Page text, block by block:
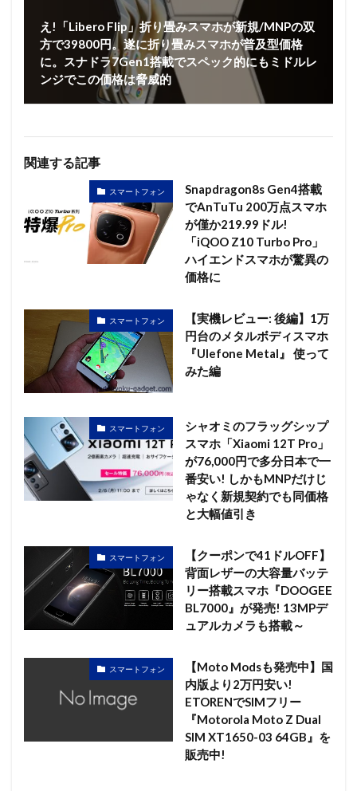
え!「Libero Flip」折り畳みスマホが新規/MNPの双
方で39800円。遂に折り畳みスマホが普及型価格
に。スナドラ7Gen1搭載でスペック的にもミドルレ
ンジでこの価格は脅威的
関連する記事
スマートフォン
Snapdragon8s Gen4搭載
でAnTuTu 200万点スマホ
が僅か219.99ドル!
「iQOO Z10 Turbo Pro」
ハイエンドスマホが驚異の
価格に
スマートフォン
【実機レビュー: 後編】1万
円台のメタルボディスマホ
『Ulefone Metal』 使って
みた編
スマートフォン
シャオミのフラッグシップ
スマホ「Xiaomi 12T Pro」
が76,000円で多分日本で一
番安い! しかもMNPだけじ
ゃなく新規契約でも同価格
と大幅値引き
スマートフォン
【クーポンで41ドルOFF】
背面レザーの大容量バッテ
リー搭載スマホ『DOOGEE
BL7000』が発売! 13MPデ
ュアルカメラも搭載～
スマートフォン
【Moto Modsも発売中】国
内版より2万円安い!
ETORENでSIMフリー
『Motorola Moto Z Dual
SIM XT1650-03 64GB』を
販売中!